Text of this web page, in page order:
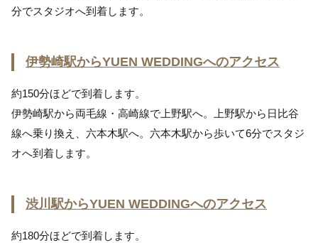
分でスタジオへ到着します。
伊勢崎駅からYUEN WEDDINGへのアクセス
約150分ほどで到着します。
伊勢崎駅から両毛線・高崎線で上野駅へ。上野駅から日比谷
線へ乗り換え、六本木駅へ。六本木駅から歩いて6分でスタジ
オへ到着します。
渋川駅からYUEN WEDDINGへのアクセス
約180分ほどで到着します。